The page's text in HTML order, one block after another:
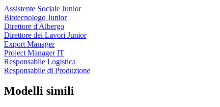
Assistente Sociale Junior
Biotecnologo Junior
Direttore d'Albergo
Direttore dei Lavori Junior
Export Manager
Project Manager IT
Responsabile Logistica
Responsabile di Produzione
Modelli simili